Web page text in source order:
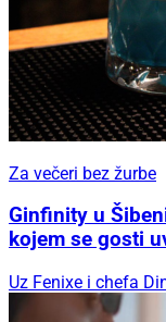
Za večeri bez žurbe
Ginfinity u
kojem se gosti
Uz Fenixe i chefa